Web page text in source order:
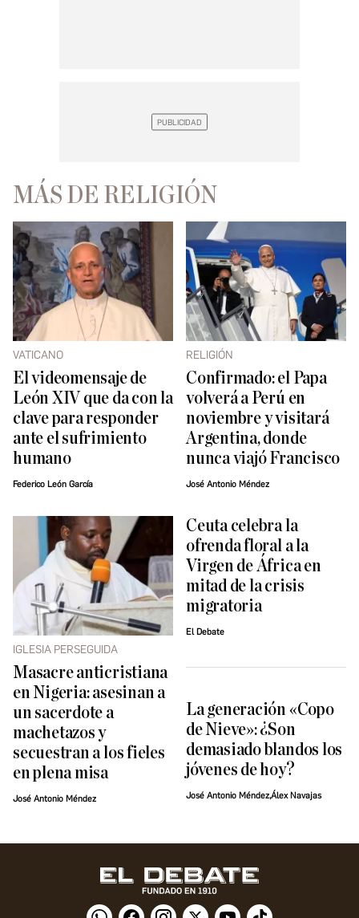
MÁS DE RELIGIÓN
VATICANO
El videomensaje de
León XIV que da con la
clave para responder
ante el sufrimiento
humano
Federico León García
RELIGIÓN
Confirmado: el Papa
volverá a Perú en
noviembre y visitará
Argentina, donde
nunca viajó Francisco
José Antonio Méndez
IGLESIA PERSEGUIDA
Masacre anticristiana
en Nigeria: asesinan a
un sacerdote a
machetazos y
secuestran a los fieles
en plena misa
José Antonio Méndez
Ceuta celebra la
ofrenda floral a la
Virgen de África en
mitad de la crisis
migratoria
El Debate
La generación «Copo
de Nieve»: ¿Son
demasiado blandos los
jóvenes de hoy?
José Antonio Méndez,Álex Navajas